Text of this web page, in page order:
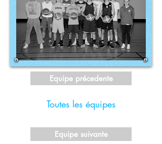
Equipe précedente
Toutes les équipes
Equipe suivante